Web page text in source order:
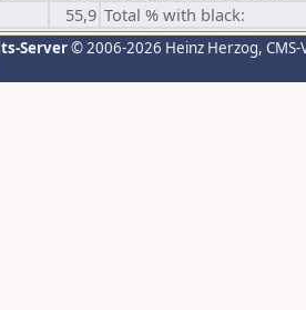
55,9 Total % with black:
Server© 2006-2026 Heinz Herzog,